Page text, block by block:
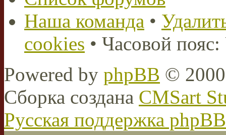
Наша команда •
cookies • Часовой
Powered by phpBB ©
Сборка создана CMSart
Русская поддержка phpBB